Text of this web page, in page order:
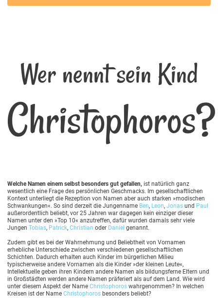
Wer nennt sein Kind
Christophoros?
Welche Namen einem selbst besonders gut gefallen, ist natürlich ganz
wesentlich eine Frage des persönlichen Geschmacks. Im gesellschaftlichen
Kontext unterliegt die Rezeption von Namen aber auch starken »modischen
Schwankungen«. So sind derzeit die Jungenname Ben, Leon, Jonas und Paul
außerordentlich beliebt, vor 25 Jahren war dagegen kein einziger dieser
Namen unter den »Top 10« anzutreffen, dafür wurden damals sehr viele
Jungen Tobias, Patrick, Christian oder Daniel genannt.
Zudem gibt es bei der Wahrnehmung und Beliebtheit von Vornamen
erhebliche Unterschiede zwischen verschiedenen gesellschaftlichen
Schichten. Dadurch erhalten auch Kinder im bürgerlichen Milieu
typischerweise andere Vornamen als die Kinder »der kleinen Leute«,
Intellektuelle geben ihren Kindern andere Namen als bildungsferne Eltern und
in Großstädten werden andere Namen präferiert als auf dem Land. Wie wird
unter diesem Aspekt der Name Christophoros wahrgenommen? In welchen
Kreisen ist der Name Christophoros besonders beliebt?